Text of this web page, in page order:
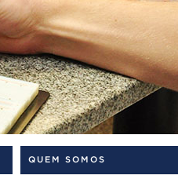
QUEM SOMOS